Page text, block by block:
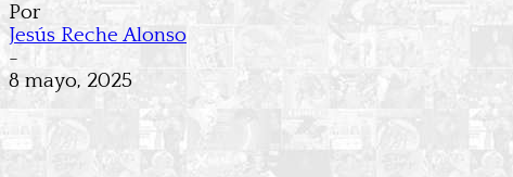
Por
Jesús Reche Alonso
-
8 mayo, 2025